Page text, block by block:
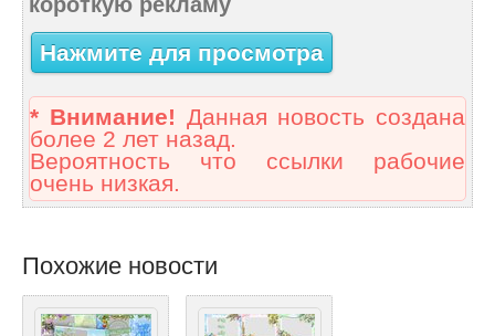
Нажмите для просмотра
* Внимание! Данная новость создана
более 2 лет назад.
Вероятность что ссылки рабочие
очень низкая.
Похожие новости